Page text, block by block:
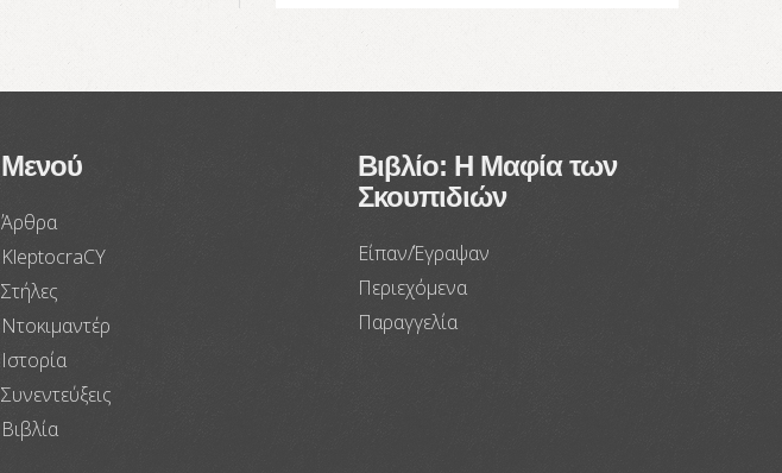
Μενού
Άρθρα
KleptocraCY
Στήλες
Ντοκιμαντέρ
Ιστορία
Συνεντεύξεις
Βιβλία
Βιβλίο: Η Μαφία των
Σκουπιδιών
Είπαν/Έγραψαν
Περιεχόμενα
Παραγγελία